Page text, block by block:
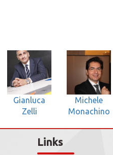
Gianluca
Zelli
Michele
Monachino
Links